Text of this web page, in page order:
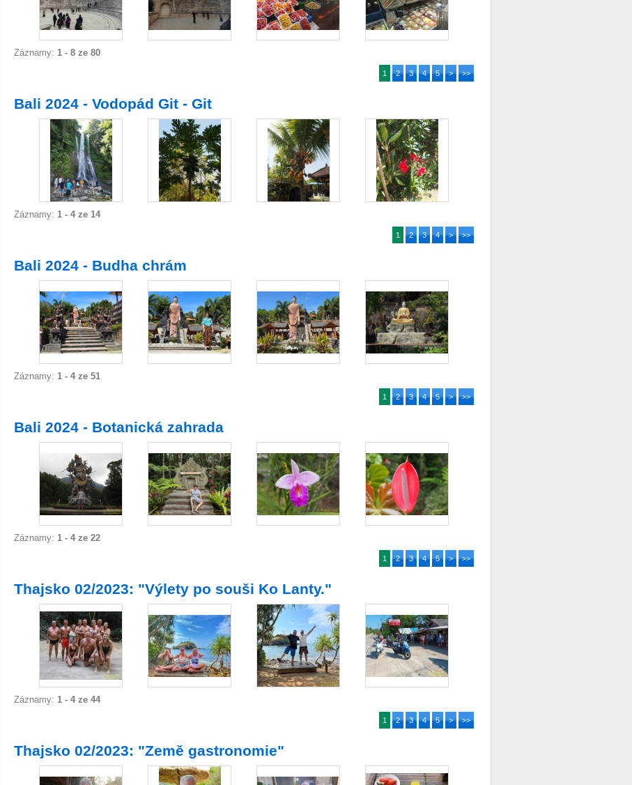
Záznamy: 1 - 8 ze 80
1 2 3 4 5 > >>
Bali 2024 - Vodopád Git - Git
Záznamy: 1 - 4 ze 14
1 2 3 4 > >>
Bali 2024 - Budha chrám
Záznamy: 1 - 4 ze 51
1 2 3 4 5 > >>
Bali 2024 - Botanická zahrada
Záznamy: 1 - 4 ze 22
1 2 3 4 5 > >>
Thajsko 02/2023: "Výlety po souši Ko Lanty."
Záznamy: 1 - 4 ze 44
1 2 3 4 5 > >>
Thajsko 02/2023: "Země gastronomie"